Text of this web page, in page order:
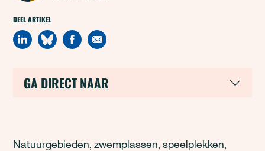
DEEL ARTIKEL
GA DIRECT NAAR
Natuurgebieden, zwemplassen, speelplekken,